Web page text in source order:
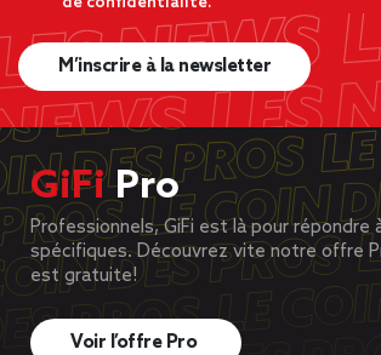
M’inscrire à la newsletter
GiFiPro
Professionnels, GiFi est là pour répondre
spécifiques. Découvrez vite notre offre
est gratuite!
Voir l’offre Pro